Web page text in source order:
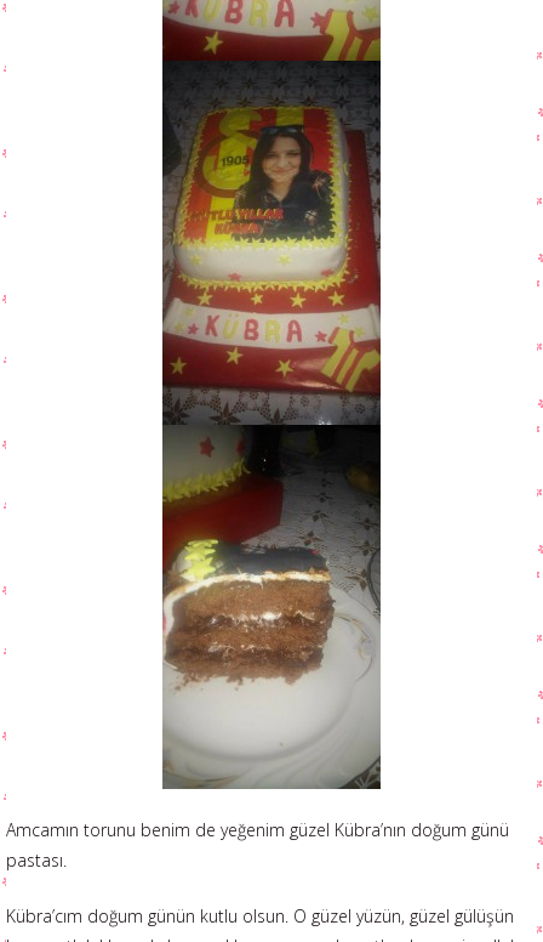
Amcamın torunu benim de yeğenim güzel Kübra’nın doğum günü
pastası.
Kübra’cım doğum günün kutlu olsun. O güzel yüzün, güzel gülüşün